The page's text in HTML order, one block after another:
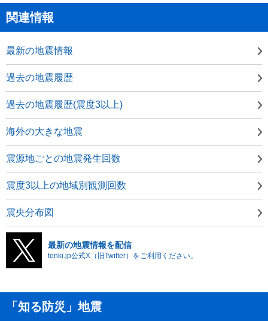
関連情報
最新の地震情報
過去の地震履歴
過去の地震履歴(震度3以上)
海外の大きな地震
震源地ごとの地震発生回数
震度3以上の地域別観測回数
震央分布図
最新の地震情報を配信
tenki.jp公式X（旧Twitter）をご利用ください。
「知る防災」地震